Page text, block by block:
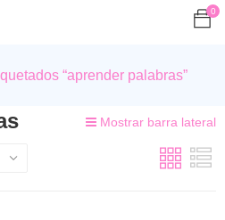
0
“aprender palabras”
Mostrar barra lateral